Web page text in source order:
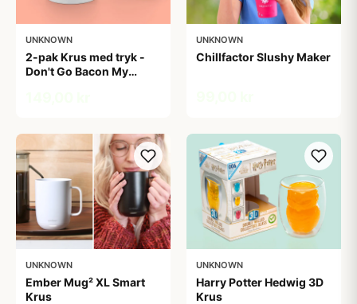
UNKNOWN
2-pak Krus med tryk -
Don't Go Bacon My
UNKNOWN
Chillfactor Slushy Maker
UNKNOWN
Ember Mug² XL Smart
Krus
UNKNOWN
Harry Potter Hedwig 3D
Krus